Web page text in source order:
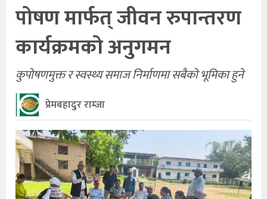
पोषण मार्फत् जीवन रुपान्तरण
कार्यक्रमको अनुगमन
कुपोषणमुक्त र स्वस्थ्य समाज निर्माणमा सबैको भूमिका हुने
प्रेमबहादुर राम्जा